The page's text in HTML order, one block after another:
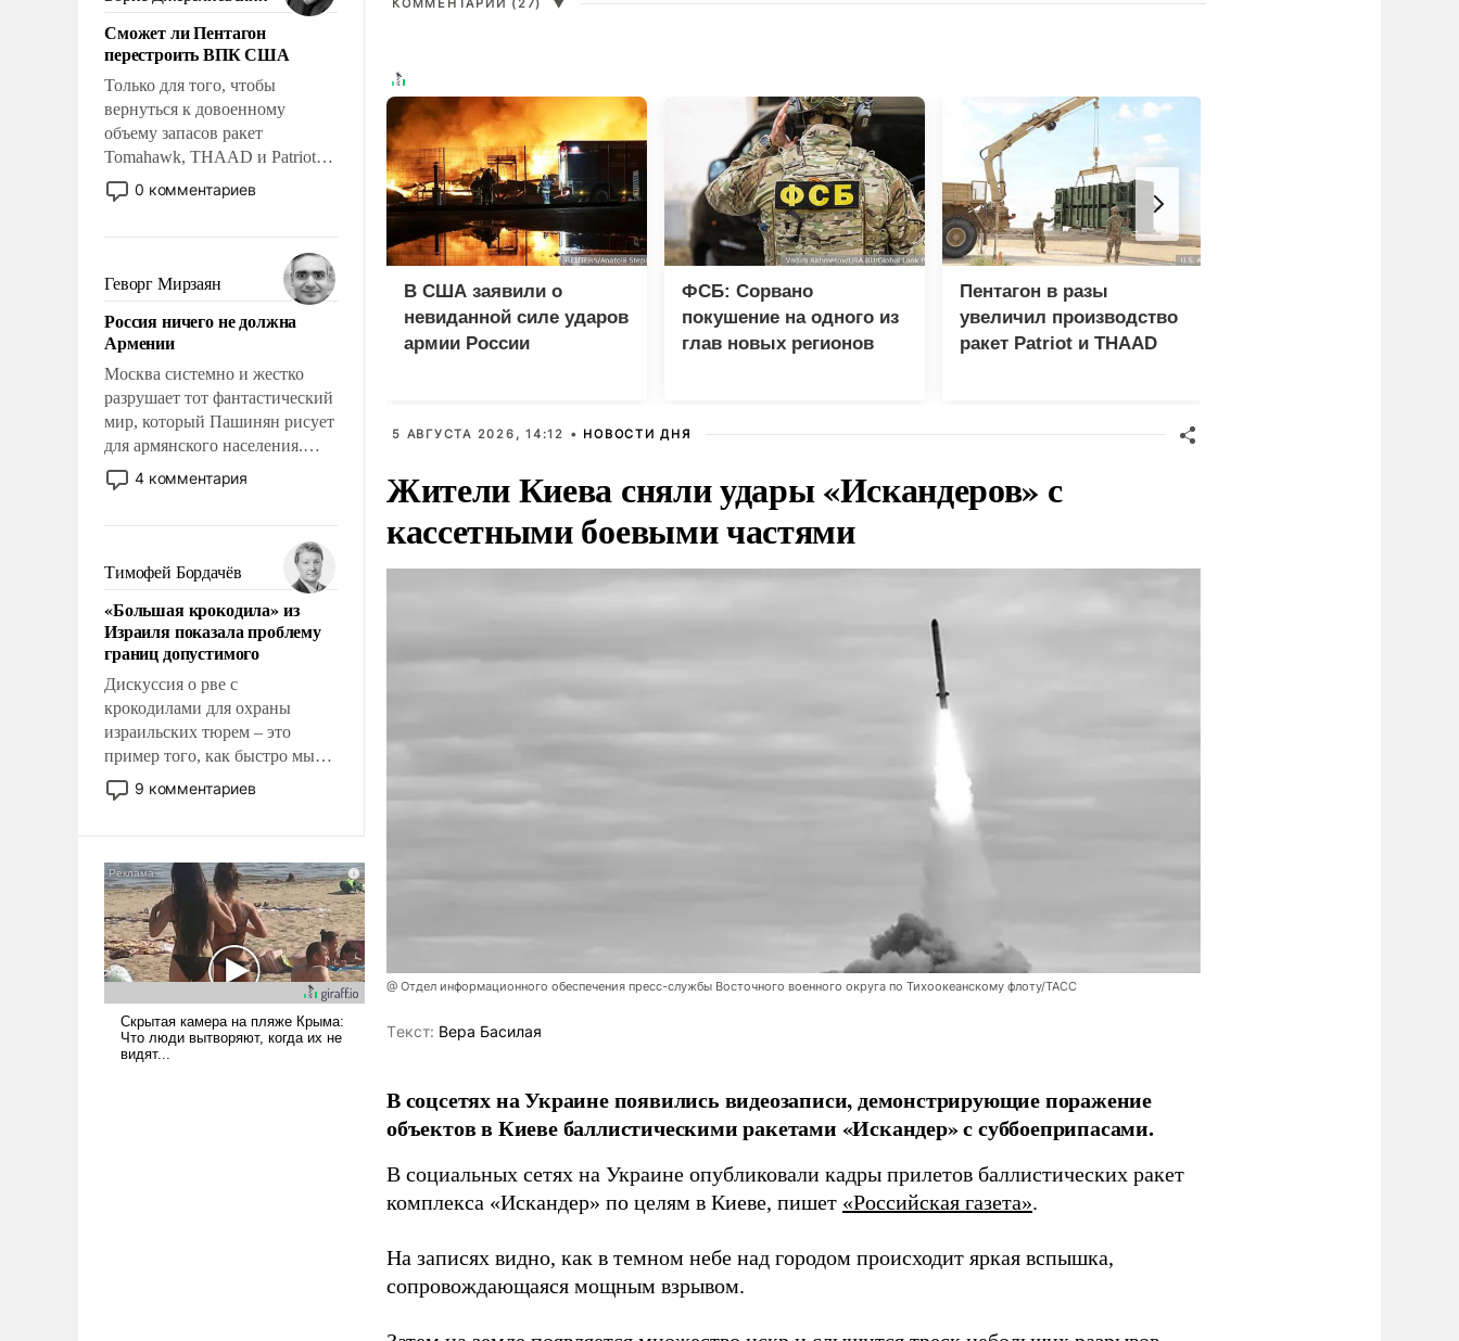
Сможет ли Пентагон
перестроить ВПК США
Только для того, чтобы
вернуться к довоенному
объему запасов ракет
Tomahawk, THAAD и Patriot
США потребуется более трех
лет. Даже небольшая война с
Сложившаяся ситуация
означает многолетний период
уязвимости США, например,
перед Китаем.
0 комментариев
Геворг Мирзаян
Россия ничего не должна
Армении
Москва системно и жестко
разрушает тот фантастический
мир, который Пашинян рисует
для армянского населения.
Мир, где этому населению все
должны просто по
политические прожекты будут
беспрекословно оплачиваться
за счет российских
налогоплательщиков и где за
свои поступки не нужно
отвечать.
4 комментария
Тимофей Бордачёв
«Большая крокодила» из
Израиля показала проблему
границ допустимого
Дискуссия о рве с
крокодилами для охраны
израильских тюрем – это
пример того, как быстро мы
двигаемся по пути
революционных изменений.
псевдонаучной фантастики,
стало всерьез обсуждаемой
идеей.
9 комментариев
КОММЕНТАРИИ (27) ▼
В США заявили о
невиданной силе ударов
армии России
ФСБ: Сорвано
покушение на одного из
глав новых регионов
Пентагон в разы
увеличил производство
ракет Patriot и THAAD
5 АВГУСТА 2026, 14:12 • НОВОСТИ ДНЯ
Жители Киева сняли удары «Искандеров» с
кассетными боевыми частями
@ Отдел информационного обеспечения пресс-службы Восточного военного округа по Тихоокеанскому флоту/ТАСС
Tекст: Вера Басилая
В соцсетях на Украине появились видеозаписи, демонстрирующие поражение
объектов в Киеве баллистическими ракетами «Искандер» с суббоеприпасами.
В социальных сетях на Украине опубликовали кадры прилетов баллистических ракет
комплекса «Искандер» по целям в Киеве, пишет «Российская газета».
На записях видно, как в темном небе над городом происходит яркая вспышка,
сопровождающаяся мощным взрывом.